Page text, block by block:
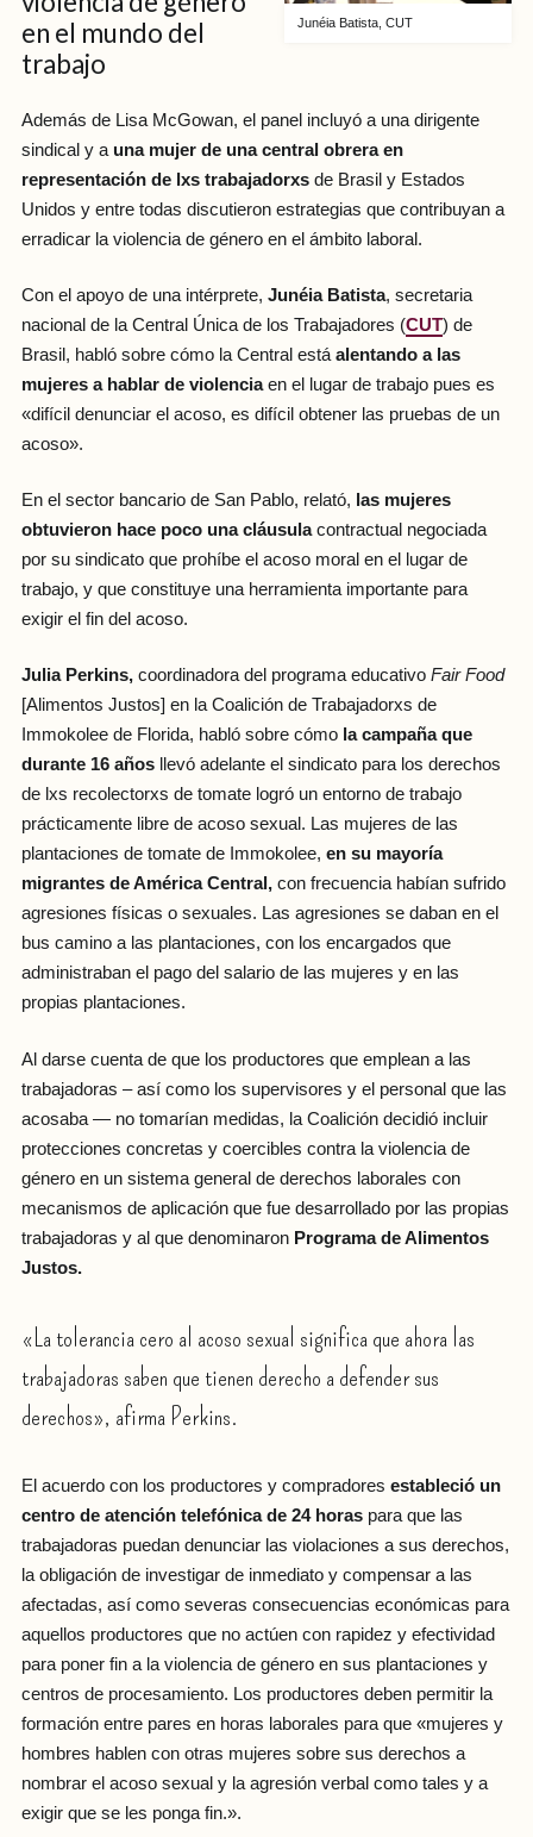
Junéia Batista, CUT
en el mundo del
trabajo
Además de Lisa McGowan, el panel incluyó a una dirigente
sindical y a una mujer de una central obrera en
representación de lxs trabajadorxsde Brasil y Estados
Unidos y entre todas discutieron estrategias que contribuyan a
erradicar la violencia de género en el ámbito laboral.
Con el apoyo de una intérprete, Junéia Batista, secretaria
nacional de la Central Única de los Trabajadores (CUT) de
Brasil, habló sobre cómo la Central está alentando a las
mujeres a hablar de violenciaen el lugar de trabajo pues es
«difícil denunciar el acoso, es difícil obtener las pruebas de un
acoso».
En el sector bancario de San Pablo, relató, las mujeres
obtuvieron hace poco una cláusulacontractual negociada
por su sindicato que prohíbe el acoso moral en el lugar de
trabajo, y que constituye una herramienta importante para
exigir el fin del acoso.
Julia Perkins,coordinadora del programa educativo Fair Food
[Alimentos Justos] en la Coalición de Trabajadorxs de
Immokolee de Florida, habló sobre cómo la campaña que
durante 16 años
llevó adelante el sindicato para los derechos
de lxs recolectorxs de tomate logró un entorno de trabajo
prácticamente libre de acoso sexual. Las mujeres de las
plantaciones de tomate de Immokolee, en su mayoría
migrantes de América Central,con frecuencia habían sufrido
agresiones físicas o sexuales. Las agresiones se daban en el
bus camino a las plantaciones, con los encargados que
administraban el pago del salario de las mujeres y en las
propias plantaciones.
Al darse cuenta de que los productores que emplean a las
trabajadoras – así como los supervisores y el personal que las
acosaba — no tomarían medidas, la Coalición decidió incluir
protecciones concretas y coercibles contra la violencia de
género en un sistema general de derechos laborales con
mecanismos de aplicación que fue desarrollado por las propias
trabajadoras y al que denominaronPrograma de Alimentos
Justos.
«La tolerancia cero al acoso sexual significa que ahora las
trabajadoras saben que tienen derecho a defender sus
derechos», afirma Perkins.
El acuerdo con los productores y compradores estableció un
centro de atención telefónica de 24 horas para que las
trabajadoras puedan denunciar las violaciones a sus derechos,
la obligación de investigar de inmediato y compensar a las
afectadas, así como severas consecuencias económicas para
aquellos productores que no actúen con rapidez y efectividad
para poner fin a la violencia de género en sus plantaciones y
centros de procesamiento. Los productores deben permitir la
formación entre pares en horas laborales para que «mujeres y
hombres hablen con otras mujeres sobre sus derechos a
nombrar el acoso sexual y la agresión verbal como tales y a
exigir que se les ponga fin.».